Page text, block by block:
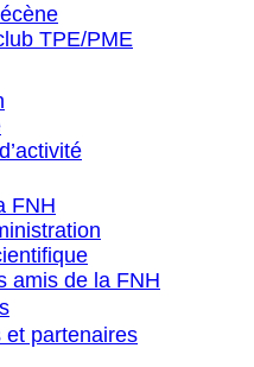
TPE/PME
FNH
amis de la FNH
et partenaires